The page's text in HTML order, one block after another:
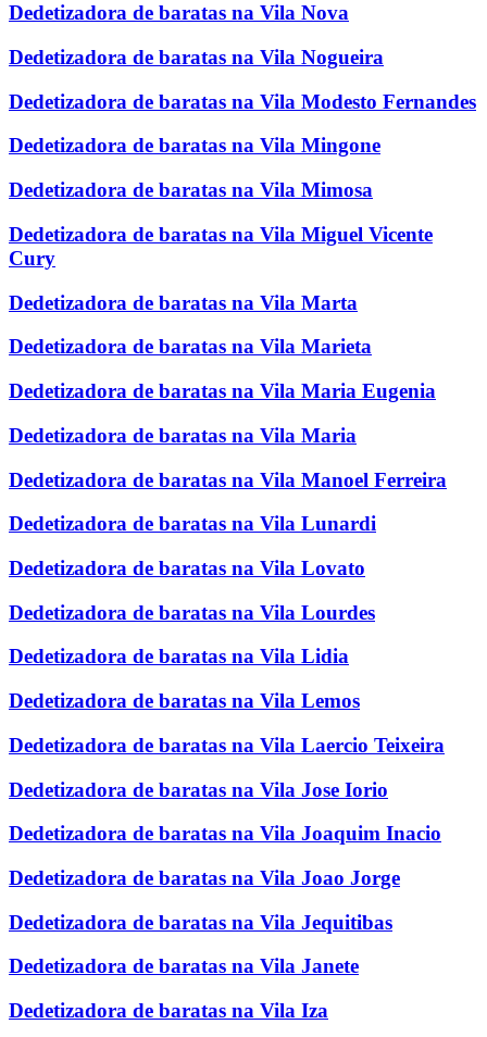
Dedetizadora de baratas na Vila Nova
Dedetizadora de baratas na Vila Nogueira
Dedetizadora de baratas na Vila Modesto Fernandes
Dedetizadora de baratas na Vila Mingone
Dedetizadora de baratas na Vila Mimosa
Dedetizadora de baratas na Vila Miguel Vicente
Cury
Dedetizadora de baratas na Vila Marta
Dedetizadora de baratas na Vila Marieta
Dedetizadora de baratas na Vila Maria Eugenia
Dedetizadora de baratas na Vila Maria
Dedetizadora de baratas na Vila Manoel Ferreira
Dedetizadora de baratas na Vila Lunardi
Dedetizadora de baratas na Vila Lovato
Dedetizadora de baratas na Vila Lourdes
Dedetizadora de baratas na Vila Lidia
Dedetizadora de baratas na Vila Lemos
Dedetizadora de baratas na Vila Laercio Teixeira
Dedetizadora de baratas na Vila Jose Iorio
Dedetizadora de baratas na Vila Joaquim Inacio
Dedetizadora de baratas na Vila Joao Jorge
Dedetizadora de baratas na Vila Jequitibas
Dedetizadora de baratas na Vila Janete
Dedetizadora de baratas na Vila Iza